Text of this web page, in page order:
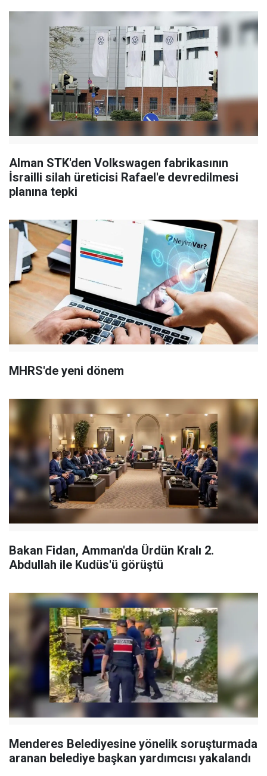
Alman STK'den Volkswagen fabrikasının
İsrailli silah üreticisi Rafael'e devredilmesi
planına tepki
MHRS'de yeni dönem
Bakan Fidan, Amman'da Ürdün Kralı 2.
Abdullah ile Kudüs'ü görüştü
Menderes Belediyesine yönelik soruşturmada
aranan belediye başkan yardımcısı yakalandı